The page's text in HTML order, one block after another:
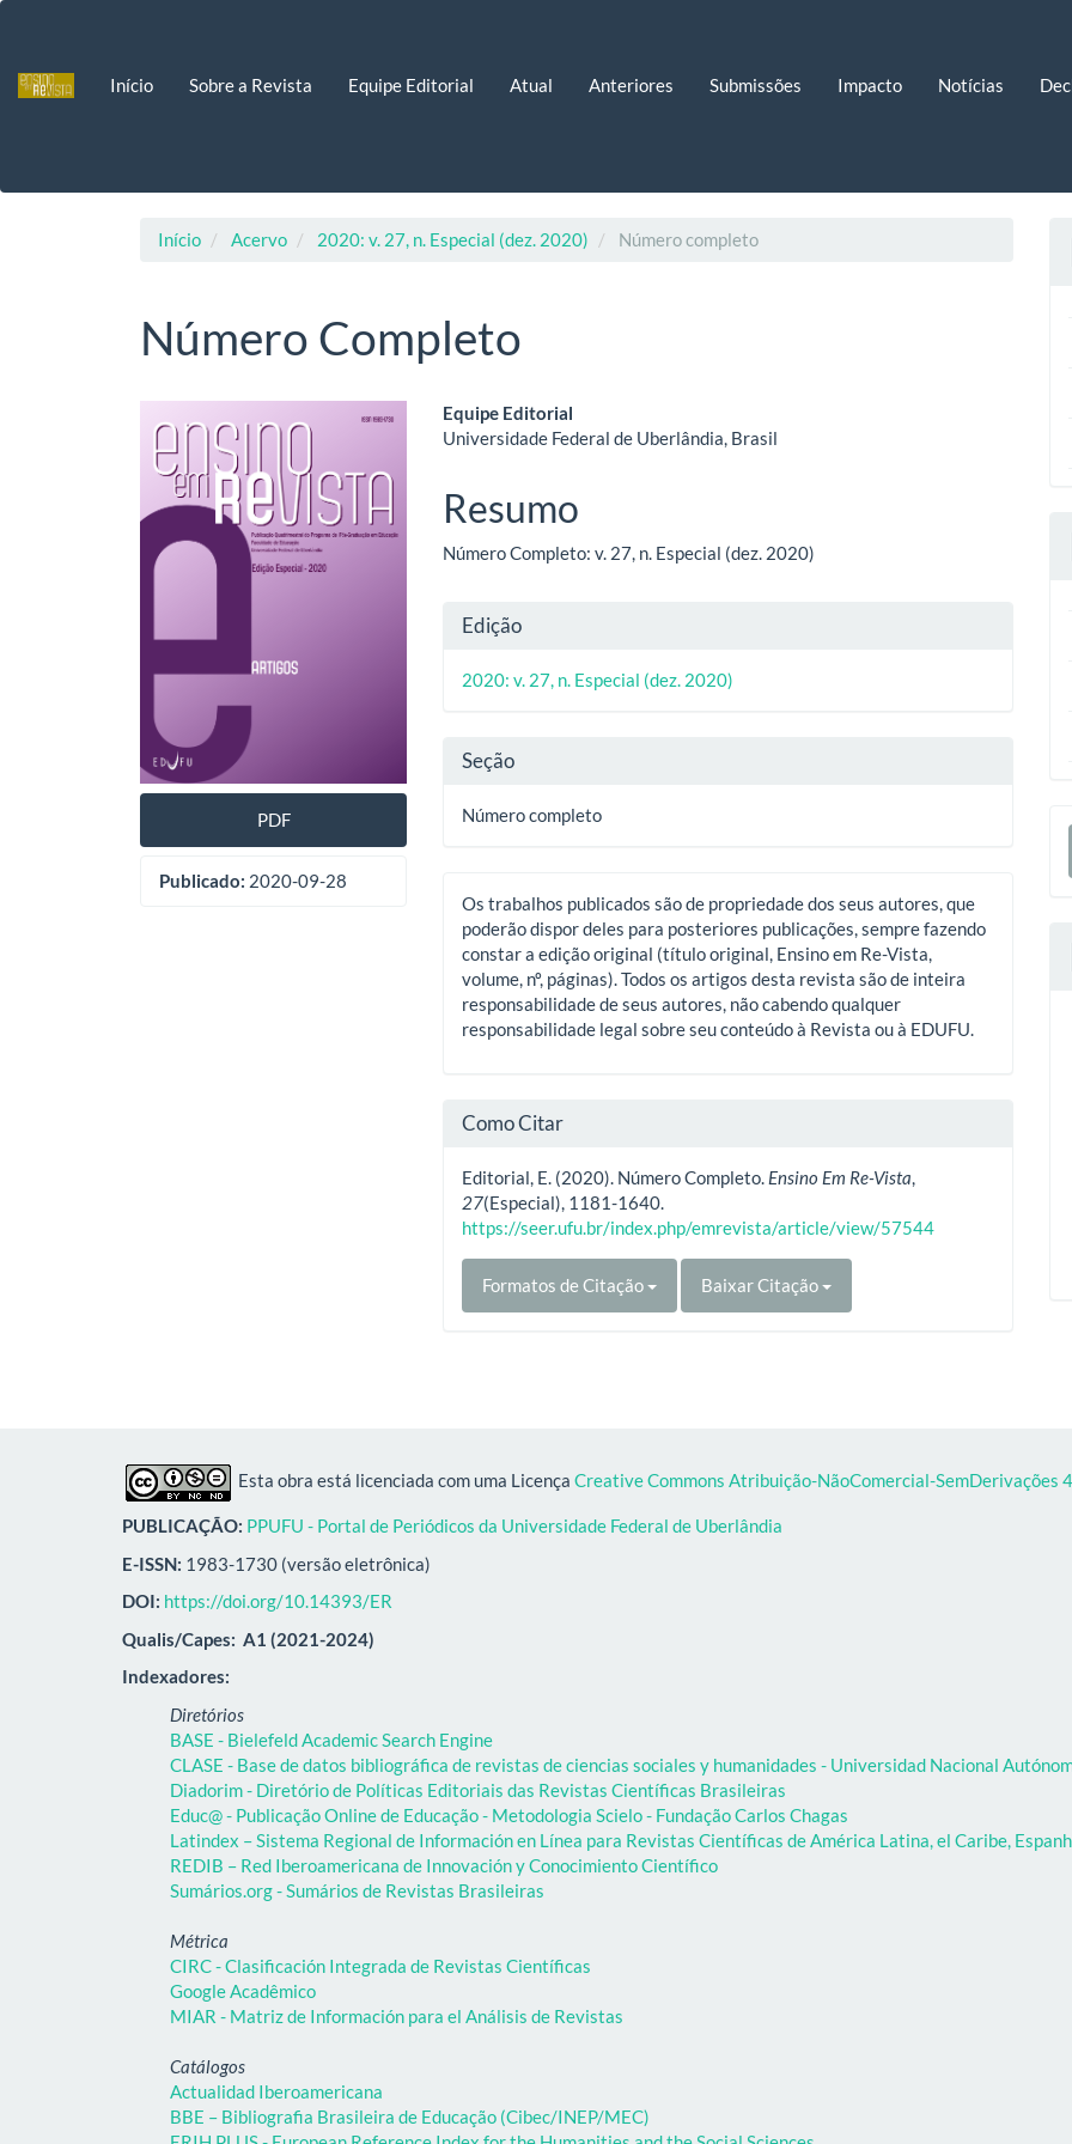
principalInício Sobre a Revista Equipe Editorial Atual Anteriores Submissões Impacto Notícias
Início Acervo 2020: v. 27, n. Especial (dez. 2020) Número completo
Número Completo
Barra
lateral
de
artigos
PDF
Publicado: 2020-09-28
Conteúdo
artigo
principal
Equipe Editorial
Universidade Federal de Uberlândia, Brasil
Resumo
Número Completo: v. 27, n. Especial (dez. 2020)
Detalhes
do
Edição
2020: v. 27, n. Especial (dez. 2020)
Seção
Número completo
Os trabalhos publicados são de propriedade dos seus autores, que
poderão dispor deles para posteriores publicações, sempre fazendo
constar a edição original (título original, Ensino em Re-Vista,
volume, nº, páginas). Todos os artigos desta revista são de inteira
responsabilidade de seus autores, não cabendo qualquer
responsabilidade legal sobre seu conteúdo à Revista ou à EDUFU.
Como Citar
Editorial, E. (2020). Número Completo. Ensino Em Re-Vista
27(Especial), 1181-1640.
https://seer.ufu.br/index.php/emrevista/article/view/57544
Formatos de Citação Baixar Citação
Esta obra está licenciada com uma Licença Creative Commons Atribuição-NãoComercial-SemDerivações
PUBLICAÇÃO: PPUFU - Portal de Periódicos da Universidade Federal de Uberlândia
E-ISSN: 1983-1730 (versão eletrônica)
DOI: https://doi.org/10.14393/ER
Qualis/Capes: A1 (2021-2024)
Indexadores:
Diretórios
BASE - Bielefeld Academic Search Engine
CLASE - Base de datos bibliográfica de revistas de ciencias sociales y humanidades - Universidad Nacional
Diadorim - Diretório de Políticas Editoriais das Revistas Científicas Brasileiras
Educ@ - Publicação Online de Educação - Metodologia Scielo - Fundação Carlos Chagas
Latindex – Sistema Regional de Información en Línea para Revistas Científicas de América Latina, el Caribe,
REDIB – Red Iberoamericana de Innovación y Conocimiento Científico
Sumários.org - Sumários de Revistas Brasileiras
Métrica
CIRC - Clasificación Integrada de Revistas Científicas
Google Acadêmico
MIAR - Matriz de Información para el Análisis de Revistas
Catálogos
Actualidad Iberoamericana
BBE – Bibliografia Brasileira de Educação (Cibec/INEP/MEC)